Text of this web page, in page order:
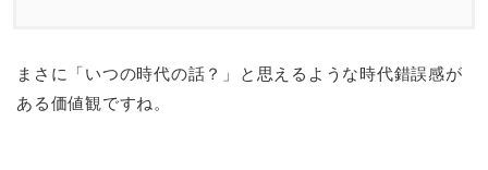
まさに「いつの時代の話？」と思えるような時代錯誤感が
ある価値観ですね。